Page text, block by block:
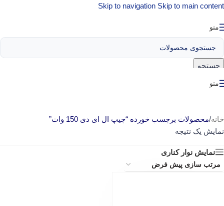
Skip to navigation Skip to main content
منو
جستجو
منو
خانه/محصولات برچسب خورده “چیپ ال ای دی 150 وات”
نمایش یک نتیجه
نمایش نوار کناری